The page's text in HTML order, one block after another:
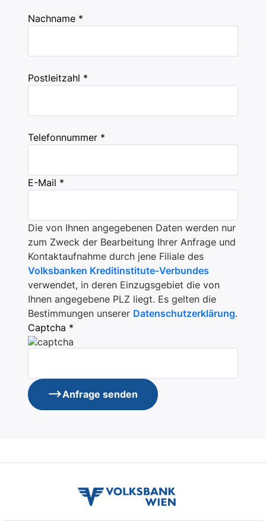
Nachname *
Postleitzahl *
Telefonnummer *
E-Mail *
Die von Ihnen angegebenen Daten werden nur
zum Zweck der Bearbeitung Ihrer Anfrage und
Kontaktaufnahme durch jene Filiale des
Volksbanken Kreditinstitute-Verbundes
verwendet, in deren Einzugsgebiet die von
Ihnen angegebene PLZ liegt. Es gelten die
Bestimmungen unserer Datenschutzerklärung.
Captcha *
Anfrage senden
volksbank
wien